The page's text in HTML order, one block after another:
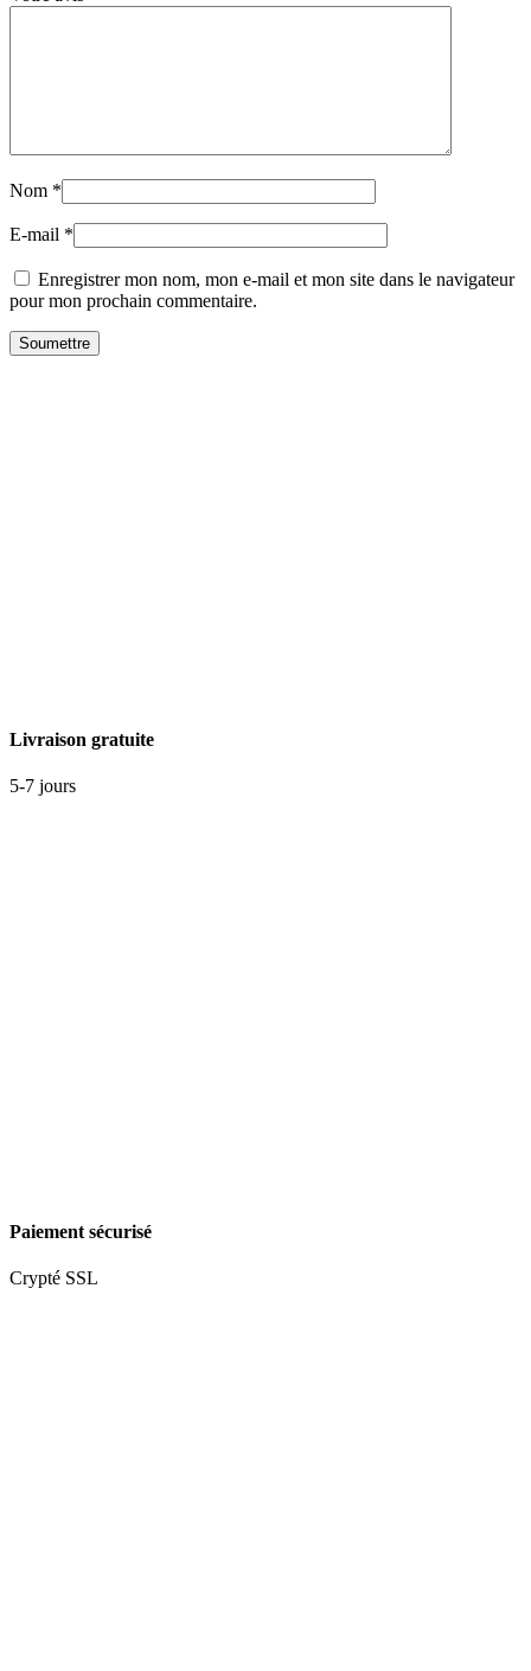
Nom *
E-mail *
Enregistrer mon nom, mon e-mail et mon site dans le navigateur
pour mon prochain commentaire.
Livraison gratuite
5-7 jours
Paiement sécurisé
Crypté SSL